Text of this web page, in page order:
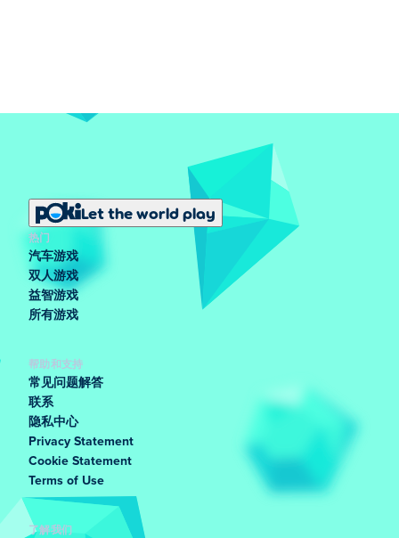
Let the world play
热门
汽车游戏
双人游戏
益智游戏
所有游戏
帮助和支持
常见问题解答
联系
隐私中心
Privacy Statement
Cookie Statement
Terms of Use
了解我们